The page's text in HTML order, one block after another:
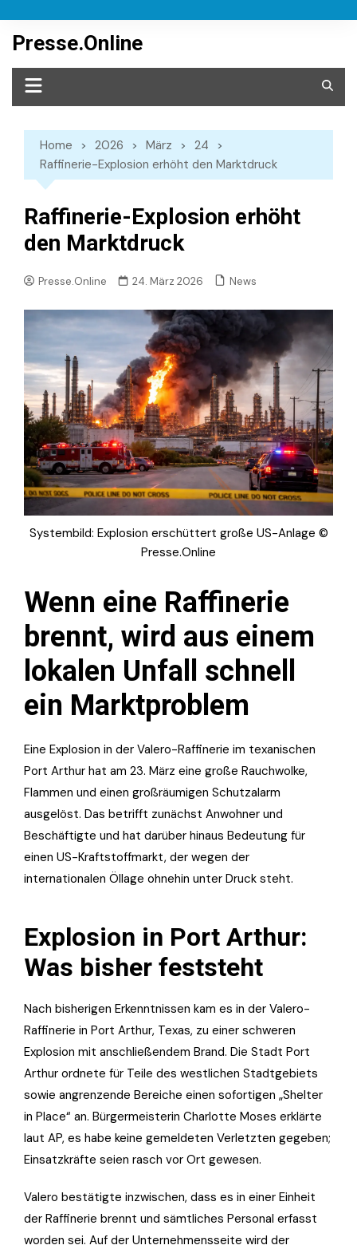
content
Presse.Online
Home 2026 März
24
Raffinerie-Explosion erhöht den Marktdruck
Raffinerie-Explosion erhöht
den Marktdruck
Presse.Online 24. März 2026 News
Systembild: Explosion erschüttert große US-Anlage ©
Presse.Online
Wenn eine Raffinerie
brennt, wird aus einem
lokalen Unfall schnell
ein Marktproblem
Eine Explosion in der Valero-Raffinerie im texanischen
Port Arthur hat am 23. März eine große Rauchwolke,
Flammen und einen großräumigen Schutzalarm
ausgelöst. Das betrifft zunächst Anwohner und
Beschäftigte und hat darüber hinaus Bedeutung für
einen US-Kraftstoffmarkt, der wegen der
internationalen Öllage ohnehin unter Druck steht.
Explosion in Port Arthur:
Was bisher feststeht
Nach bisherigen Erkenntnissen kam es in der Valero-
Raffinerie in Port Arthur, Texas, zu einer schweren
Explosion mit anschließendem Brand. Die Stadt Port
Arthur ordnete für Teile des westlichen Stadtgebiets
sowie angrenzende Bereiche einen sofortigen „Shelter
in Place“ an. Bürgermeisterin Charlotte Moses erklärte
laut AP, es habe keine gemeldeten Verletzten gegeben;
Einsatzkräfte seien rasch vor Ort gewesen.
Valero bestätigte inzwischen, dass es in einer Einheit
der Raffinerie brennt und sämtliches Personal erfasst
worden sei. Auf der Unternehmensseite wird der